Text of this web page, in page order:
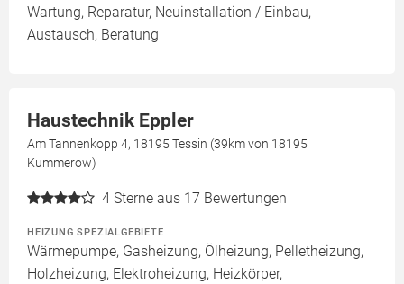
Wartung, Reparatur, Neuinstallation / Einbau,
Austausch, Beratung
Haustechnik Eppler
Am Tannenkopp 4, 18195 Tessin (39km von 18195
Kummerow)
4 Sterne aus 17 Bewertungen
HEIZUNG SPEZIALGEBIETE
Wärmepumpe, Gasheizung, Ölheizung, Pelletheizung,
Holzheizung, Elektroheizung, Heizkörper,